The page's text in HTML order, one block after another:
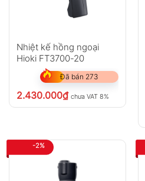
Nhiệt kế hồng ngoại
Hioki FT3700-20
Đã bán 273
2.430.000₫ chưa VAT 8%
-2%